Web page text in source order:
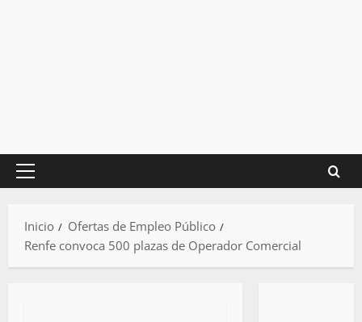
Menú
Inicio
Ofertas de Empleo Público
Renfe convoca 500 plazas de Operador Comercial